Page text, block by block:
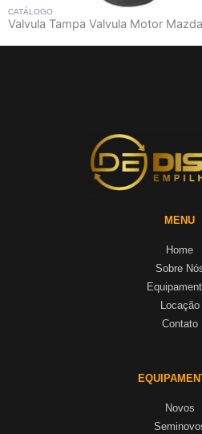
CATÁLOGO
Valvula Tampa Valvula Motor
MENU
Home
Sobre
Locação
Contato
Novos